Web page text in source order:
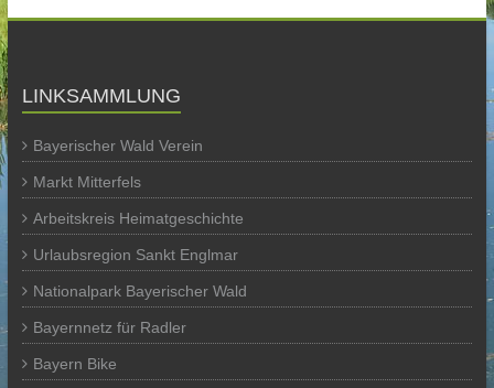
LINKSAMMLUNG
Bayerischer Wald Verein
Markt Mitterfels
Arbeitskreis Heimatgeschichte
Urlaubsregion Sankt Englmar
Nationalpark Bayerischer Wald
Bayernnetz für Radler
Bayern Bike